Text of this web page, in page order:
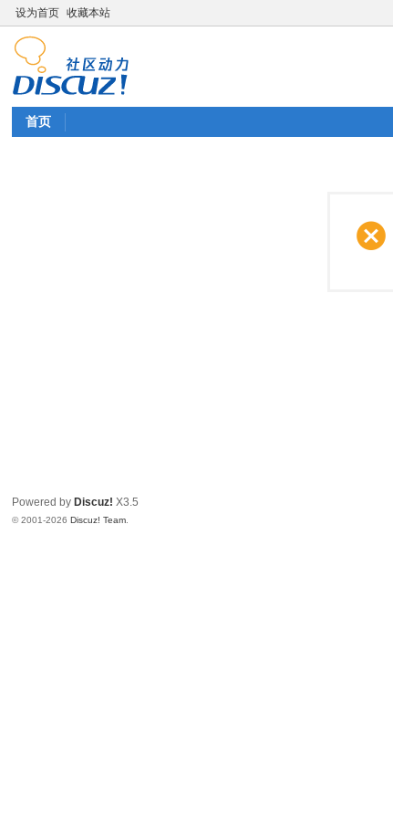
设为首页 收藏本站
首页
Powered by Discuz! X3.5
© 2001-2026Discuz! Team